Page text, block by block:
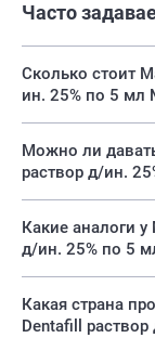
Часто
Сколько стоит
ин. 25% по 5
Можно ли
раствор д/ин.
Какие аналоги
д/ин. 25% по 5
Какая страна
Dentafill